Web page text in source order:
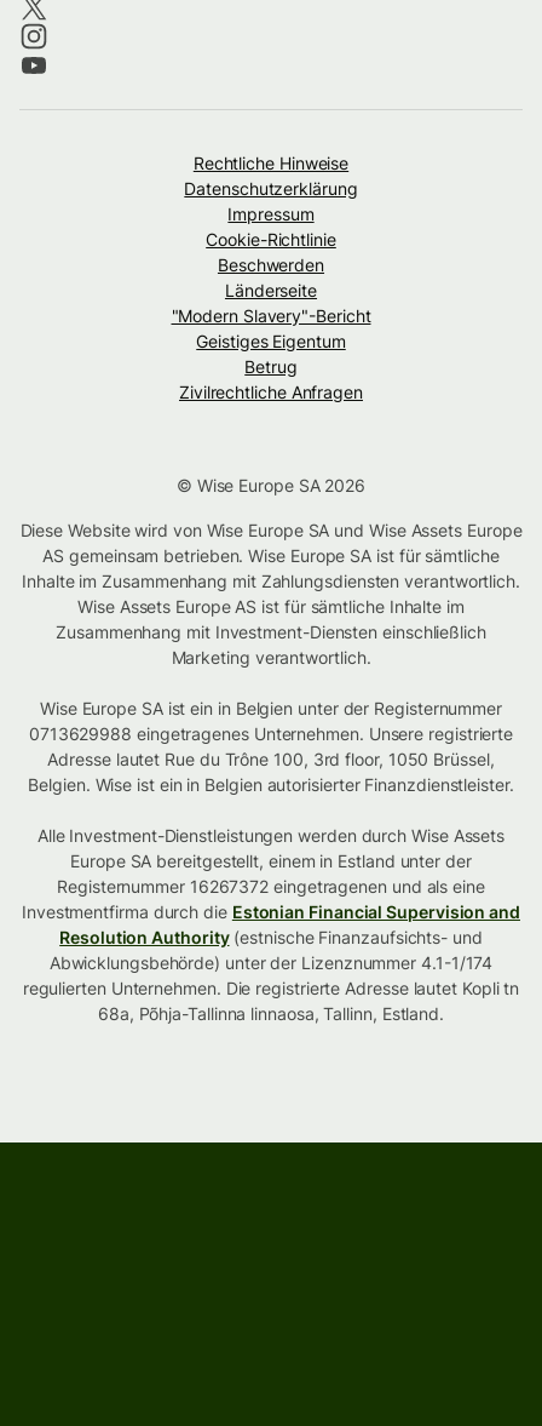
Rechtliche Hinweise
Datenschutzerklärung
Impressum
Cookie-Richtlinie
Beschwerden
Länderseite
"Modern Slavery"-Bericht
Geistiges Eigentum
Betrug
Zivilrechtliche Anfragen
© Wise Europe SA 2026
Diese Website wird von Wise Europe SA und Wise Assets Europe
AS gemeinsam betrieben. Wise Europe SA ist für sämtliche
Inhalte im Zusammenhang mit Zahlungsdiensten verantwortlich.
Wise Assets Europe AS ist für sämtliche Inhalte im
Zusammenhang mit Investment-Diensten einschließlich
Marketing verantwortlich.
Wise Europe SA ist ein in Belgien unter der Registernummer
0713629988 eingetragenes Unternehmen. Unsere registrierte
Adresse lautet Rue du Trône 100, 3rd floor, 1050 Brüssel,
Belgien. Wise ist ein in Belgien autorisierter Finanzdienstleister.
Alle Investment-Dienstleistungen werden durch Wise Assets
Europe SA bereitgestellt, einem in Estland unter der
Registernummer 16267372 eingetragenen und als eine
Investmentfirma durch die Estonian Financial Supervision and
Resolution Authority(estnische Finanzaufsichts- und
Abwicklungsbehörde) unter der Lizenznummer 4.1-1/174
regulierten Unternehmen. Die registrierte Adresse lautet Kopli tn
68a, Põhja-Tallinna linnaosa, Tallinn, Estland.